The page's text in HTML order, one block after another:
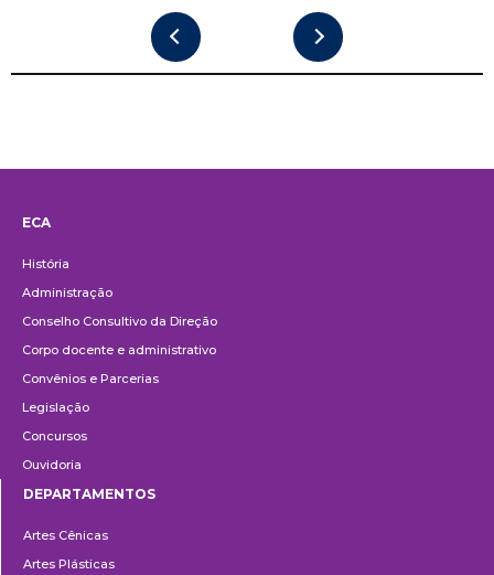
ECA
História
Administração
Conselho Consultivo da Direção
Corpo docente e administrativo
Convênios e Parcerias
Legislação
Concursos
Ouvidoria
DEPARTAMENTOS
Artes Cênicas
Artes Plásticas